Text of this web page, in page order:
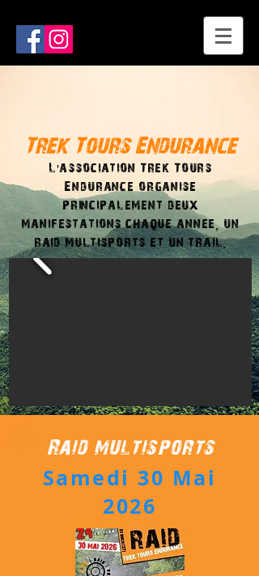
Trek Tours Endurance
L'association Trek Tours
Endurance organise
principalement deux
manifestations chaque annee, un
raid multisports et un trail.
Raid multisports
Samedi 30 Mai
2026